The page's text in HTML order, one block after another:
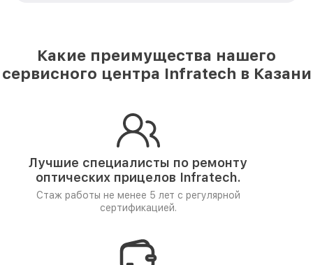
Какие преимущества нашего
сервисного центра Infratech в Казани
Лучшие специалисты по ремонту
оптических прицелов Infratech.
Стаж работы не менее 5 лет с регулярной
сертификацией.